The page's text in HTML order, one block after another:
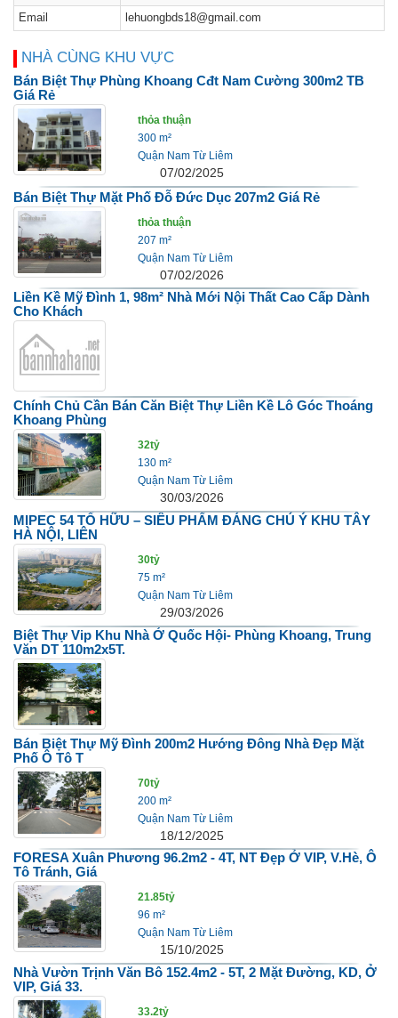
Email
lehuongbds18@gmail.com
NHÀ CÙNG KHU VỰC
Bán Biệt Thự Phùng Khoang Cđt Nam Cường 300m2 TB
Giá Rẻ
thỏa thuận
300 m²
Quận Nam Từ Liêm
07/02/2025
Bán Biệt Thự Mặt Phố Đỗ Đức Dục 207m2 Giá Rẻ
thỏa thuận
207 m²
Quận Nam Từ Liêm
07/02/2026
Liền Kề Mỹ Đình 1, 98m² Nhà Mới Nội Thất Cao Cấp Dành
Cho Khách
Chính Chủ Cần Bán Căn Biệt Thự Liền Kề Lô Góc Thoáng
Khoang Phùng
32tỷ
130 m²
Quận Nam Từ Liêm
30/03/2026
MIPEC 54 TỐ HỮU – SIÊU PHẨM ĐÁNG CHÚ Ý KHU TÂY
HÀ NỘI, LIÊN
30tỷ
75 m²
Quận Nam Từ Liêm
29/03/2026
Biệt Thự Vip Khu Nhà Ở Quốc Hội- Phùng Khoang, Trung
Văn DT 110m2x5T.
Bán Biệt Thự Mỹ Đình 200m2 Hướng Đông Nhà Đẹp Mặt
Phố Ô Tô T
70tỷ
200 m²
Quận Nam Từ Liêm
18/12/2025
FORESA Xuân Phương 96.2m2 - 4T, NT Đẹp Ở VIP, V.hè, Ô
Tô Tránh, Giá
21.85tỷ
96 m²
Quận Nam Từ Liêm
15/10/2025
Nhà Vườn Trịnh Văn Bô 152.4m2 - 5T, 2 Mặt Đường, KD, Ở
VIP, Giá 33.
33.2tỷ